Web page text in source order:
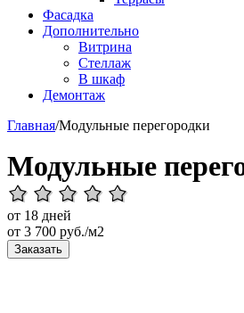
Фасадка
Дополнительно
Витрина
Стеллаж
В шкаф
Демонтаж
Главная/Модульные перегородки
Модульные
от 18 дней
от 3 700 руб./м2
Заказать